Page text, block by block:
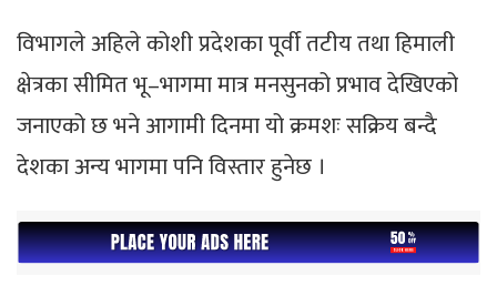
विभागले अहिले कोशी प्रदेशका पूर्वी तटीय तथा हिमाली
क्षेत्रका सीमित भू–भागमा मात्र मनसुनको प्रभाव देखिएको
जनाएको छ भने आगामी दिनमा यो क्रमशः सक्रिय बन्दै
देशका अन्य भागमा पनि विस्तार हुनेछ ।